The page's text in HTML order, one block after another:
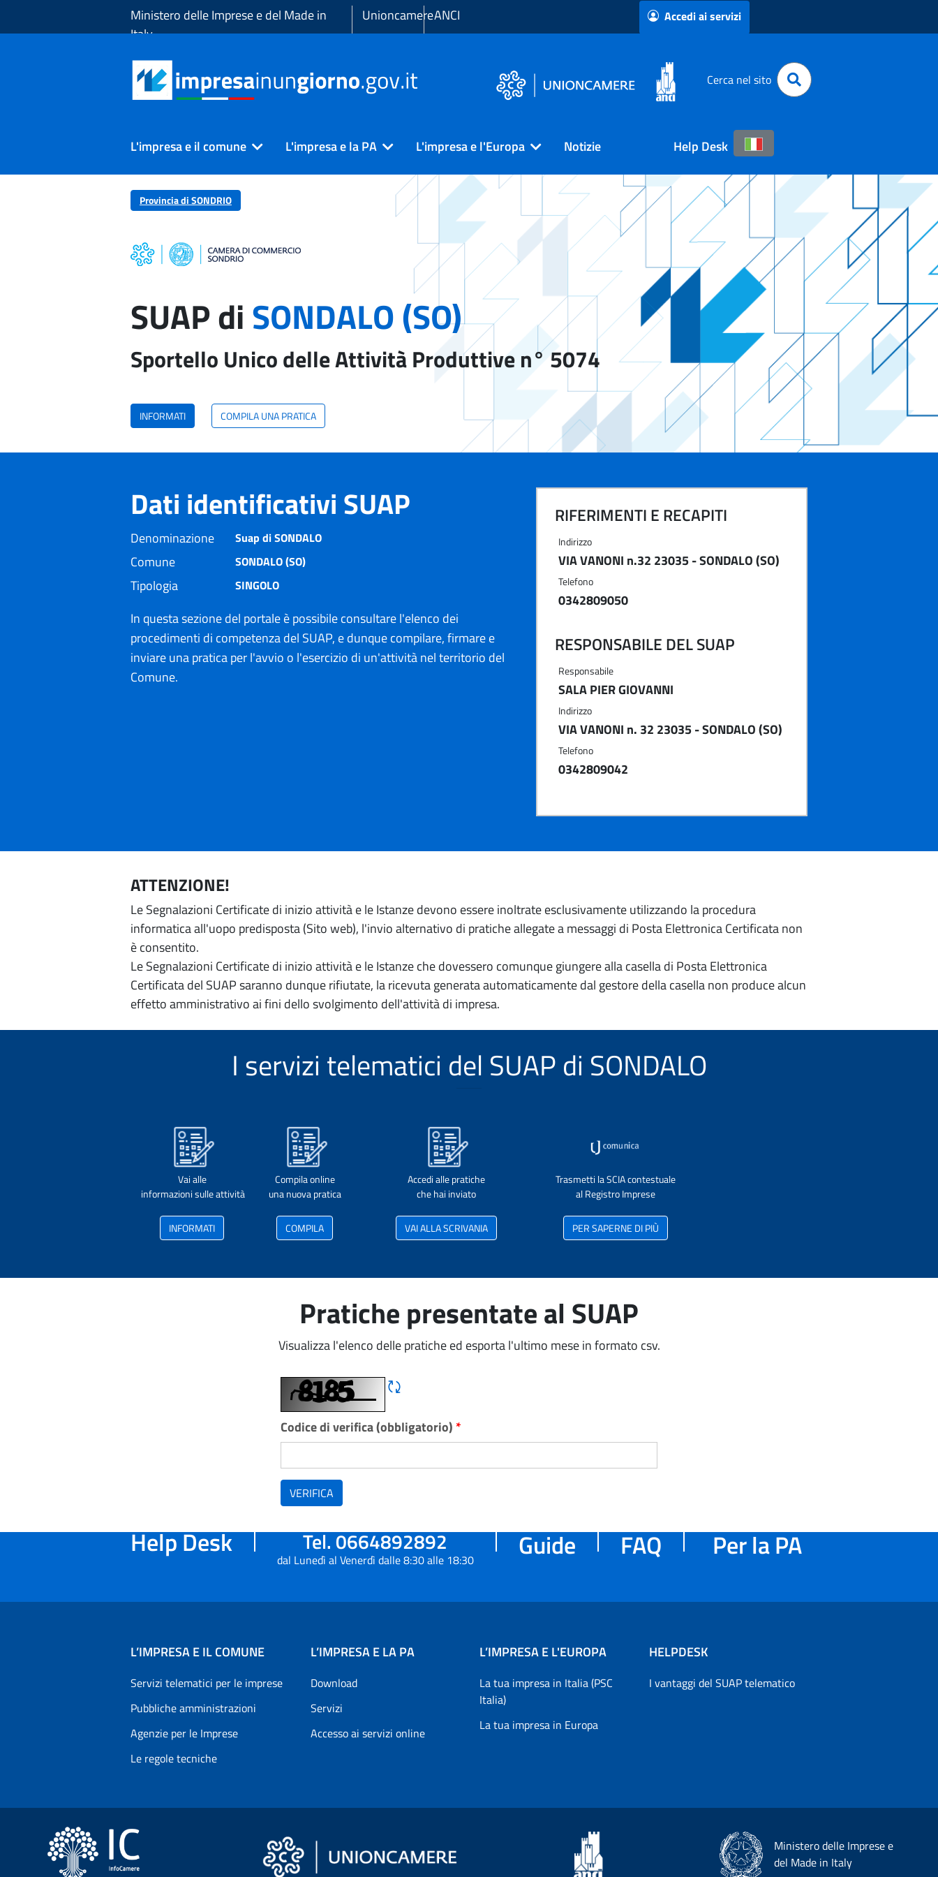
Ministero delle Imprese e del Made in
Italy
UnioncamereANCI Accedi ai servizi
Cerca nel sito
L'impresa e il comune L'impresa e la PA L'impresa e l'Europa Notizie Help Desk
Provincia di SONDRIO
SUAP diSONDALO (SO)
Sportello Unico delle Attività Produttive n° 5074
INFORMATI COMPILA UNA PRATICA
Dati identificativi SUAP
Denominazione Suap di SONDALO
Comune SONDALO (SO)
Tipologia SINGOLO
In questa sezione del portale è possibile consultare l'elenco dei
procedimenti di competenza del SUAP, e dunque compilare, firmare e
inviare una pratica per l'avvio o l'esercizio di un'attività nel territorio del
Comune.
RIFERIMENTI E RECAPITI
Indirizzo
VIA VANONI n.32 23035 - SONDALO (SO)
Telefono
0342809050
RESPONSABILE DEL SUAP
Responsabile
SALA PIER GIOVANNI
Indirizzo
VIA VANONI n. 32 23035 - SONDALO (SO)
Telefono
0342809042
ATTENZIONE!
Le Segnalazioni Certificate di inizio attività e le Istanze devono essere inoltrate esclusivamente utilizzando la procedura
informatica all'uopo predisposta (Sito web), l'invio alternativo di pratiche allegate a messaggi di Posta Elettronica Certificata non
è consentito.
Le Segnalazioni Certificate di inizio attività e le Istanze che dovessero comunque giungere alla casella di Posta Elettronica
Certificata del SUAP saranno dunque rifiutate, la ricevuta generata automaticamente dal gestore della casella non produce alcun
effetto amministrativo ai fini dello svolgimento dell'attività di impresa.
I servizi telematici del SUAP di SONDALO
Vai alle
informazioni sulle attività
INFORMATI
Compila online
una nuova pratica
COMPILA
Accedi alle pratiche
che hai inviato
VAI ALLA SCRIVANIA
Trasmetti la SCIA contestuale
al Registro Imprese
PER SAPERNE DI PIÙ
Pratiche presentate al SUAP
Visualizza l'elenco delle pratiche ed esporta l'ultimo mese in formato csv.
Rigene CAPTCHA
Codice di verifica (obbligatorio) *
VERIFICA
Help Desk Tel. 0664892892
dal Lunedì al Venerdì dalle 8:30 alle 18:30 Guide FAQ Per la PA
L’IMPRESA E IL COMUNE
Servizi telematici per le imprese
Pubbliche amministrazioni
Agenzie per le Imprese
Le regole tecniche
L’IMPRESA E LA PA
Download
Servizi
Accesso ai servizi online
L’IMPRESA E L'EUROPA
La tua impresa in Italia (PSC
Italia)
La tua impresa in Europa
HELPDESK
I vantaggi del SUAP telematico
Ministero delle Imprese e
del Made in Italy